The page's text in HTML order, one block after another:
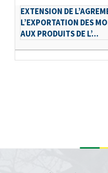
EXTENSION DE
L’EXPORTATION DES
AUX PRODUITS DE L’...